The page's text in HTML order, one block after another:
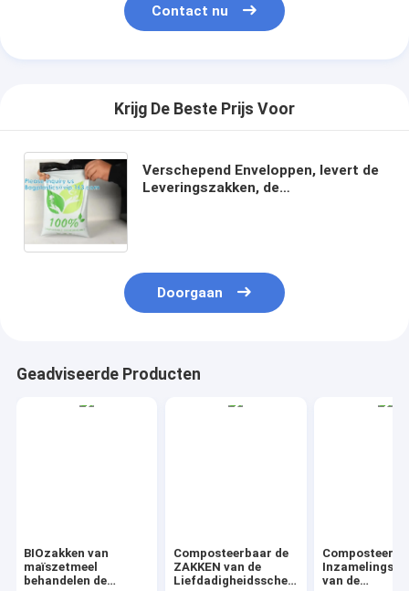
Contact nu
Krijg De Beste Prijs Voor
Verschepend Enveloppen, levert de
Leveringszakken, de
Doorgaan
Geadviseerde Producten
BIOzakken van
maïszetmeel
behandelen de
Composteerbaar de
ZAKKEN van de
Liefdadigheidsschenking
van de